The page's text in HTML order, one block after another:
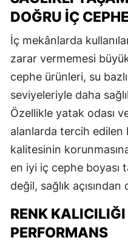
DOĞRU İÇ
İç mekânlarda
zarar vermemesi
cephe ürünleri, su
seviyeleriyle daha
Özellikle yatak odası
alanlarda tercih edilen
kalitesinin
en iyi iç cephe boyası
değil, sağlık açısından
RENK
PERFORMANS